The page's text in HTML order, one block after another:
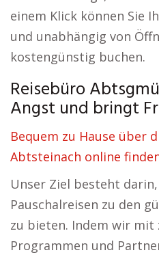
einem Klick können Sie
und unabhängig von
kostengünstig buchen.
Reisebüro
Angst und bringt
Bequem zu Hause über
Abtsteinach online
Unser Ziel besteht
Pauschalreisen zu den
zu bieten. Indem wir mit
Programmen und